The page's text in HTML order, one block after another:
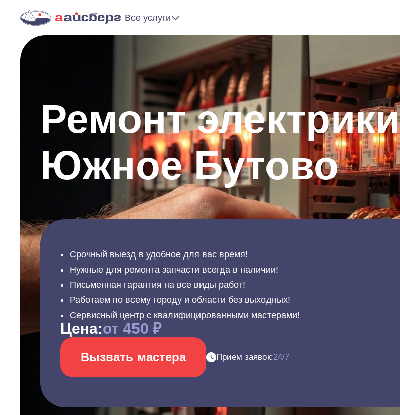
Все услуги
Ремонт
Южное Бутово
Срочный выезд в удобное для вас время!
Нужные для ремонта запчасти всегда в наличии!
Письменная гарантия на все виды работ!
Работаем по всему городу и области без выходных!
Сервисный центр с квалифицированными мастерами!
Цена:от 450 ₽
Вызвать мастера Прием заявок:24/7